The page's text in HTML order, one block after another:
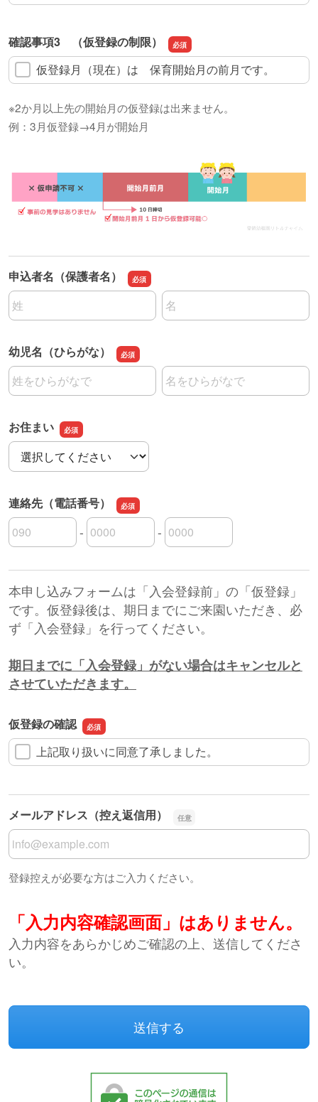
確認事項3 （仮登録の制限）
仮登録月（現在）は 保育開始月の前月です。
※2か月以上先の開始月の仮登録は出来ません。
例：3月仮登録→4月が開始月
申込者名（保護者名）
名前の姓
名前の名
幼児名（ひらがな）
名前の姓
名前の名
お住まい
お住まい
連絡先（電話番号）
連絡先（電話番号）の市外局番
-
連絡先（電話番号）の市内局番
-
連絡先（電話番号）の加入者番号
本申し込みフォームは「入会登録前」の「仮登録」
です。仮登録後は、期日までにご来園いただき、必
ず「入会登録」を行ってください。
期日までに「入会登録」がない場合はキャンセルと
させていただきます。
仮登録の確認
上記取り扱いに同意了承しました。
メールアドレス（控え返信用）
メールアドレス（控え返信用）
登録控えが必要な方はご入力ください。
「入力内容確認画面」はありません。
入力内容をあらかじめご確認の上、送信してくださ
い。